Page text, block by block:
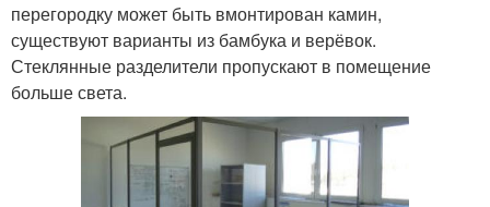
перегородку может быть вмонтирован камин,
существуют варианты из бамбука и верёвок.
Стеклянные разделители пропускают в помещение
больше света.